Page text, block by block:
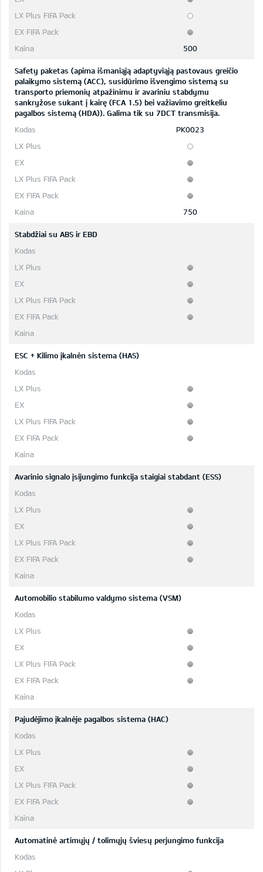
500
Safety paketas (apima išmaniąją adaptyviąją pastovaus greičio
palaikymo sistemą (ACC), susidūrimo išvengimo sistemą su
transporto priemonių atpažinimu ir avariniu stabdymu
sankryžose sukant į kairę (FCA 1.5) bei važiavimo greitkeliu
pagalbos sistemą (HDA)). Galima tik su 7DCT transmisija.
PK0023
750
Stabdžiai su ABS ir EBD
ESC + Kilimo įkalnėn sistema (HAS)
Avarinio signalo įsijungimo funkcija staigiai stabdant (ESS)
Automobilio stabilumo valdymo sistema (VSM)
Pajudėjimo įkalnėje pagalbos sistema (HAC)
Automatinė artimųjų / tolimųjų šviesų perjungimo funkcija